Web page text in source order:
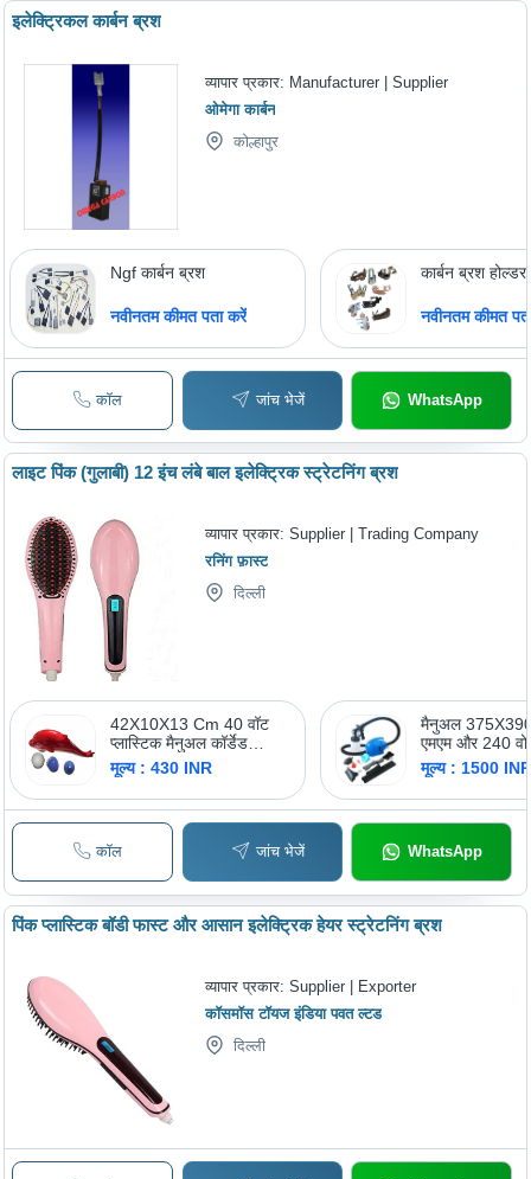
इलेक्ट्रिकल कार्बन ब्रश
व्यापार प्रकार: Manufacturer | Supplier
ओमेगा कार्बन
कोल्हापुर
Ngf कार्बन ब्रश
नवीनतम कीमत पता करें
कार्बन ब्रश होल्डर
नवीनतम कीमत
कॉल जांच भेजें WhatsApp
लाइट पिंक (गुलाबी) 12 इंच लंबे बाल इलेक्ट्रिक स्ट्रेटनिंग ब्रश
व्यापार प्रकार:Supplier | Trading Company
रनिंग फ़ास्ट
दिल्ली
42X10X13 Cm 40 वॉट
प्लास्टिक मैनुअल कॉर्डेड
इलेक्ट्रिक बॉडी मसाजर
डॉल्फिन बैटरी लाइफ़: 4 घंटे
मूल्य : 430 INR
मैनुअल
एमएम और 240
पेंट मशीन
मूल्य : 1500
कॉल जांच भेजें WhatsApp
पिंक प्लास्टिक बॉडी फास्ट और आसान इलेक्ट्रिक हेयर स्ट्रेटनिंग ब्रश
व्यापार प्रकार:Supplier | Exporter
कॉसमॉस टॉयज इंडिया पवत ल्टड
दिल्ली